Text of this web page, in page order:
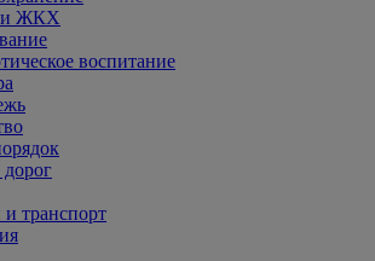
ЖКХ
воспитание
и транспорт